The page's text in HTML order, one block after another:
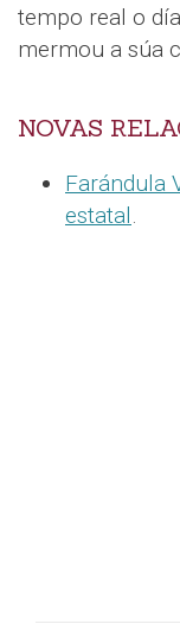
tempo real o
mermou a súa
NOVAS
Farándula
estatal